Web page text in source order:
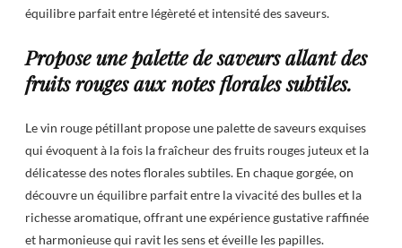
équilibre parfait entre légèreté et intensité des saveurs.
Propose une palette de saveurs allant des
fruits rouges aux notes florales subtiles.
Le vin rouge pétillant propose une palette de saveurs exquises
qui évoquent à la fois la fraîcheur des fruits rouges juteux et la
délicatesse des notes florales subtiles. En chaque gorgée, on
découvre un équilibre parfait entre la vivacité des bulles et la
richesse aromatique, offrant une expérience gustative raffinée
et harmonieuse qui ravit les sens et éveille les papilles.